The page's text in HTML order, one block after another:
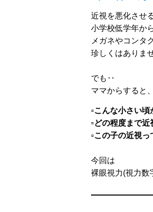
近視を悪化させ
小学校低学年か
メガネやコンタ
珍しくはありま
でも‥
ママからすると
▫️こんな小さい
▫️どの程度まで
▫️この子の近視
今回は
裸眼視力(視力数